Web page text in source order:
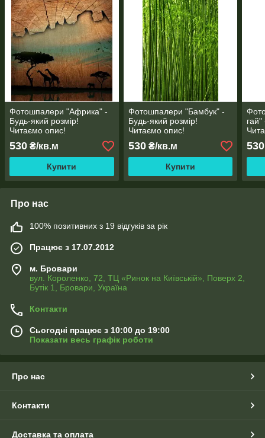
Фотошпалери "Африка" -
Будь-який розмір!
Читаємо опис!
530 ₴/кв.м
Купити
Фотошпалери "Бамбук" -
Будь-який розмір!
Читаємо опис!
530₴/кв.м
Купити
гай"
530
Про нас
100% позитивних з 19 відгуків за рік
Працює з 17.07.2012
м. Бровари
вул. Короленко, 72, ТЦ «Ринок на Київській», Поверх 2,
Бутік 1, Бровари, Україна
Контакти
Сьогодні працює з 10:00 до 19:00
Показати весь графік роботи
Про нас
Контакти
Доставка та оплата